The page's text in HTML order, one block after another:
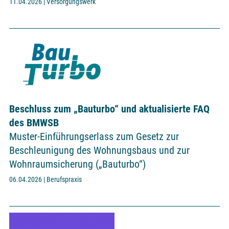
11.04.2026 | Versorgungswerk
Beschluss zum „Bauturbo“ und aktualisierte FAQ
des BMWSB
Muster-Einführungserlass zum Gesetz zur
Beschleunigung des Wohnungsbaus und zur
Wohnraumsicherung („Bauturbo“)
06.04.2026 | Berufspraxis